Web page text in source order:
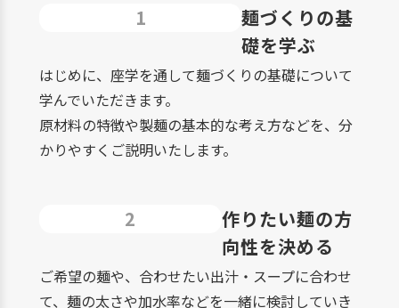
1
麺づくりの基
礎を学ぶ
はじめに、座学を通して麺づくりの基礎について
学んでいただきます。
原材料の特徴や製麺の基本的な考え方などを、分
かりやすくご説明いたします。
2
作りたい麺の方
向性を決める
ご希望の麺や、合わせたい出汁・スープに合わせ
て、麺の太さや加水率などを一緒に検討していき